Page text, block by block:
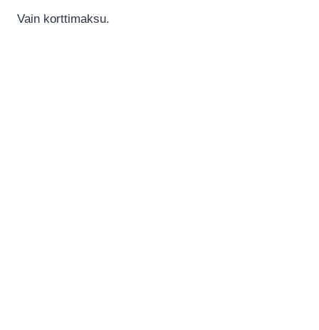
Vain korttimaksu.